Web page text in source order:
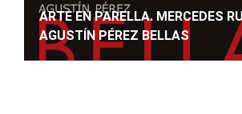
ARTE EN PARELLA. MERCEDES
AGUSTÍN PÉREZ BELLAS